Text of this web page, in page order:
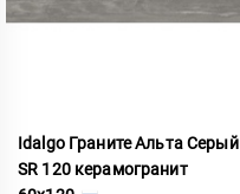
Idalgo Граните Альта Серый
SR 120 керамогранит